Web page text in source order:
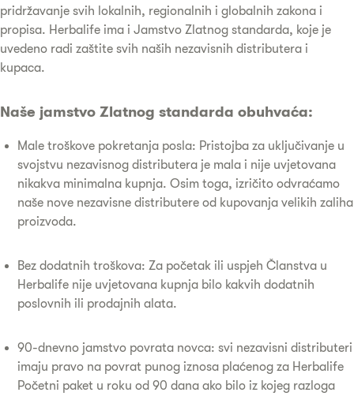
pridržavanje svih lokalnih, regionalnih i globalnih zakona i
propisa. Herbalife ima i Jamstvo Zlatnog standarda, koje je
uvedeno radi zaštite svih naših nezavisnih distributera i
kupaca.
Naše jamstvo Zlatnog standarda obuhvaća:
Male troškove pokretanja posla: Pristojba za uključivanje u
svojstvu nezavisnog distributera je mala i nije uvjetovana
nikakva minimalna kupnja. Osim toga, izričito odvraćamo
naše nove nezavisne distributere od kupovanja velikih zaliha
proizvoda.
Bez dodatnih troškova: Za početak ili uspjeh Članstva u
Herbalife nije uvjetovana kupnja bilo kakvih dodatnih
poslovnih ili prodajnih alata.
90-dnevno jamstvo povrata novca: svi nezavisni distributeri
imaju pravo na povrat punog iznosa plaćenog za Herbalife
Početni paket u roku od 90 dana ako bilo iz kojeg razloga